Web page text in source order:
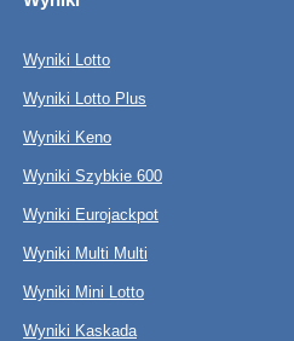
Wyniki Lotto
Wyniki Lotto Plus
Wyniki Keno
Wyniki Szybkie 600
Wyniki Eurojackpot
Wyniki Multi Multi
Wyniki Mini Lotto
Wyniki Kaskada